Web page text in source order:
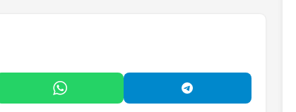
WhatsApp'ta Paylaş Telegram'da Paylaş